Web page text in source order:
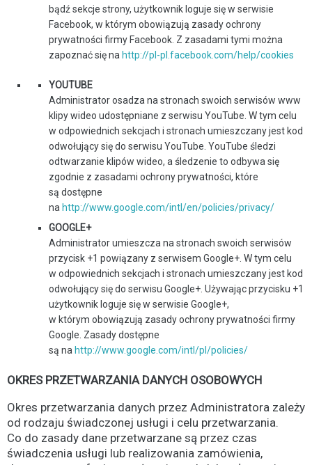
bądź sekcje strony, użytkownik loguje się w serwisie
Facebook, w którym obowiązują zasady ochrony
prywatności firmy Facebook. Z zasadami tymi można
zapoznać się na http://pl-pl.facebook.com/help/cookies
YOUTUBE
Administrator osadza na stronach swoich serwisów www
klipy wideo udostępniane z serwisu YouTube. W tym celu
w odpowiednich sekcjach i stronach umieszczany jest kod
odwołujący się do serwisu YouTube. YouTube śledzi
odtwarzanie klipów wideo, a śledzenie to odbywa się
zgodnie z zasadami ochrony prywatności, które
są dostępne
na http://www.google.com/intl/en/policies/privacy/
GOOGLE+
Administrator umieszcza na stronach swoich serwisów
przycisk +1 powiązany z serwisem Google+. W tym celu
w odpowiednich sekcjach i stronach umieszczany jest kod
odwołujący się do serwisu Google+. Używając przycisku +1
użytkownik loguje się w serwisie Google+,
w którym obowiązują zasady ochrony prywatności firmy
Google. Zasady dostępne
są na http://www.google.com/intl/pl/policies/
OKRES PRZETWARZANIA DANYCH OSOBOWYCH
Okres przetwarzania danych przez Administratora zależy
od rodzaju świadczonej usługi i celu przetwarzania.
Co do zasady dane przetwarzane są przez czas
świadczenia usługi lub realizowania zamówienia,